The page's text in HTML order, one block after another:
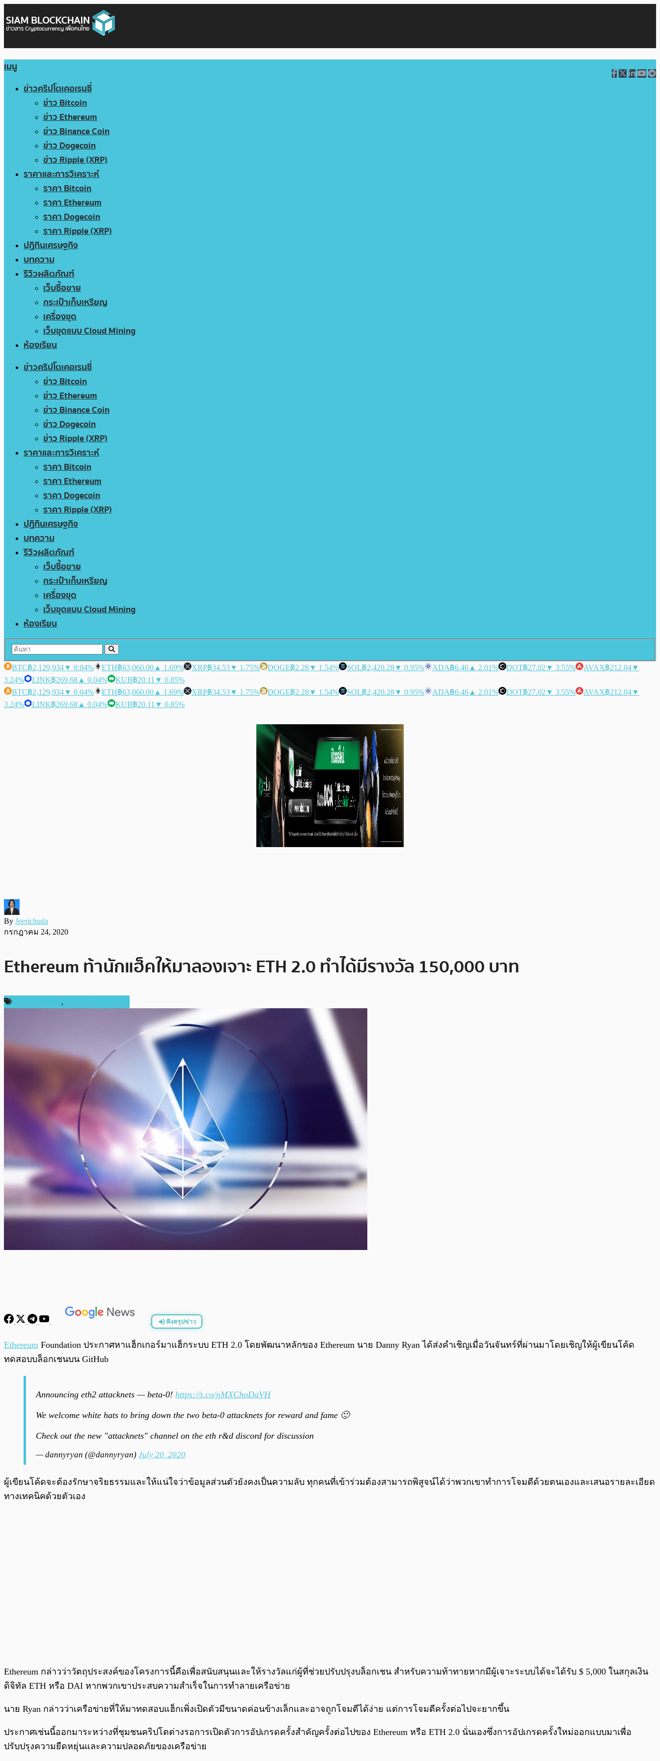
เมนู
ข่าวคริปโตเคอเรนซี่
ข่าว Bitcoin
ข่าว Ethereum
ข่าว Binance Coin
ข่าว Dogecoin
ข่าว Ripple (XRP)
ราคาและการวิเคราะห์
ราคา Bitcoin
ราคา Ethereum
ราคา Dogecoin
ราคา Ripple (XRP)
ปฏิทินเศรษฐกิจ
บทความ
รีวิวผลิตภัณฑ์
เว็บซื้อขาย
กระเป๋าเก็บเหรียญ
เครื่องขุด
เว็บขุดแบบ Cloud Mining
ห้องเรียน
ข่าวคริปโตเคอเรนซี่
ข่าว Bitcoin
ข่าว Ethereum
ข่าว Binance Coin
ข่าว Dogecoin
ข่าว Ripple (XRP)
ราคาและการวิเคราะห์
ราคา Bitcoin
ราคา Ethereum
ราคา Dogecoin
ราคา Ripple (XRP)
ปฏิทินเศรษฐกิจ
บทความ
รีวิวผลิตภัณฑ์
เว็บซื้อขาย
กระเป๋าเก็บเหรียญ
เครื่องขุด
เว็บขุดแบบ Cloud Mining
ห้องเรียน
BTC฿2,129,934▼ 0.04% ETH฿63,060.00 ▲ 1.69% XRP฿34.53▼ 1.75% DOGE฿2.28▼ 1.54% SOL฿2,420.28▼ 0.95% ADA฿6.46 ▲ 2.01% DOT฿27.02 ▼ 3.55% AVAX฿212.04▼
3.24%
LINK฿269.68 ▲ 0.04% KUB฿20.11 ▼ 0.85%
BTC฿2,129,934▼ 0.04% ETH฿63,060.00 ▲ 1.69% XRP฿34.53▼ 1.75% DOGE฿2.28▼ 1.54% SOL฿2,420.28▼ 0.95% ADA฿6.46 ▲ 2.01% DOT฿27.02 ▼ 3.55% AVAX฿212.04▼
3.24%
LINK฿269.68 ▲ 0.04% KUB฿20.11 ▼ 0.85%
By Jeerichuda
กรกฎาคม 24, 2020
Ethereum ท้านักแฮ็คให้มาลองเจาะ ETH 2.0 ทำได้มีรางวัล 150,000 บาท
,
ฟังสรุปข่าว
พร้อมเล่น 0:00 / 0:00
Ethereum Foundation ประกาศหาแฮ็กเกอร์มาแฮ็กระบบ ETH 2.0 โดยพัฒนาหลักของ Ethereum นาย Danny Ryan ได้ส่งคำเชิญเมื่อวันจันทร์ที่ผ่านมาโดยเชิญให้ผู้เขียนโค้ด
ทดสอบบล็อกเชนบน GitHub
Announcing eth2 attacknets — beta-0! https://t.co/nMXChoDaVH
We welcome white hats to bring down the two beta-0 attacknets for reward and fame 🙂
Check out the new "attacknets" channel on the eth r&d discord for discussion
— dannyryan (@dannyryan) July 20, 2020
ผู้เขียนโค้ดจะต้องรักษาจริยธรรมและให้แน่ใจว่าข้อมูลส่วนตัวยังคงเป็นความลับ ทุกคนที่เข้าร่วมต้องสามารถพิสูจน์ได้ว่าพวกเขาทำการโจมตีด้วยตนเองและเสนอรายละเอียด
ทางเทคนิคด้วยตัวเอง
Ethereum กล่าวว่าวัตถุประสงค์ของโครงการนี้คือเพื่อสนับสนุนและให้รางวัลแก่ผู้ที่ช่วยปรับปรุงบล็อกเชน สำหรับความท้าทายหากมีผู้เจาะระบบได้จะได้รับ $ 5,000 ในสกุลเงิน
ดิจิทัล ETH หรือ DAI หากพวกเขาประสบความสำเร็จในการทำลายเครือข่าย
นาย Ryan กล่าวว่าเครือข่ายที่ให้มาทดสอบแฮ็กเพิ่งเปิดตัวมีขนาดค่อนข้างเล็กและอาจถูกโจมตีได้ง่าย แต่การโจมตีครั้งต่อไปจะยากขึ้น
ประกาศเช่นนี้ออกมาระหว่างที่ชุมชนคริปโตต่างรอการเปิดตัวการอัปเกรดครั้งสำคัญครั้งต่อไปของ Ethereum หรือ ETH 2.0 นั่นเองซึ่งการอัปเกรดครั้งใหม่ออกแบบมาเพื่อ
ปรับปรุงความยืดหยุ่นและความปลอดภัยของเครือข่าย